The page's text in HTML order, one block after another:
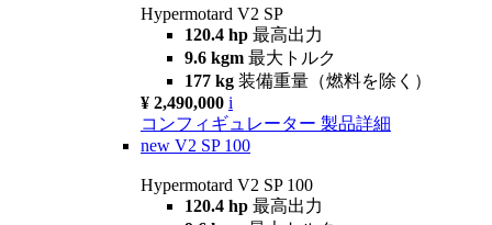
Hypermotard V2 SP
120.4 hp 最高出力
9.6 kgm 最大トルク
177 kg 装備重量（燃料を除く）
¥ 2,490,000 i
コンフィギュレーター 製品詳細
new V2 SP 100
Hypermotard V2 SP 100
120.4 hp 最高出力